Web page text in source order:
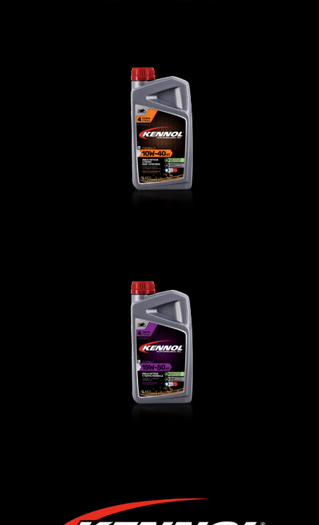
TROPHY 10W-40 4T
MOTO,Oli motore
SPRINT 15W-50 4T
MOTO,Oli motore